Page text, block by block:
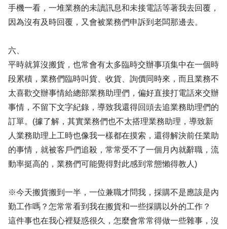
手機一看，一堆業務的未讀訊息和未接電話等著我去回覆，
因為沒有及時回覆，又會被業務們申訴到老闆那邊去。
六、
平時就算沒搬貨，也常會有太多臨時交辦事項集中在一個時
段累積，業務們臨時叫貨、收貨、詢價同時來，而且業務不
太喜歡交辦事情給總部業務助理們，偏好直接打電話來交辦
事情，不留下文字紀錄，導致我還得回頭去追業務助理們的
訂單。(據了解，其實業務們也不太搭理業務助理，導致新
人業務助理上工時也像我一樣都在摸索，還得解決前任業助
的事情，就被客戶們追殺，常常受不了一個月內就辭職，流
動率挺高的，業務們可能覺得對此感到常態懶得教人)
※今天搬貨搬到一半，一位兼職才問我，採購不是應該是內
勤工作嗎？怎常常看到我在搬貨和一些採購以外的工作？
這件事也在我心裡疑惑很久，怎麼會常常得做一些雜事，沒